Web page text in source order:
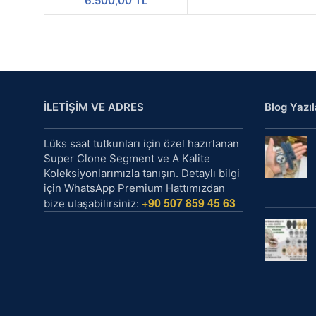
İLETİŞİM VE ADRES
Lüks saat tutkunları için özel hazırlanan
Super Clone Segment ve A Kalite
Koleksiyonlarımızla tanışın. Detaylı bilgi
için WhatsApp Premium Hattımızdan
bize ulaşabilirsiniz: +90 507 859 45 63
Blog